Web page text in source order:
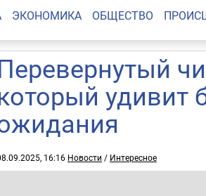
ЭКОНОМИКА ОБЩЕСТВО
удивит
16:16 Новости / Интересное